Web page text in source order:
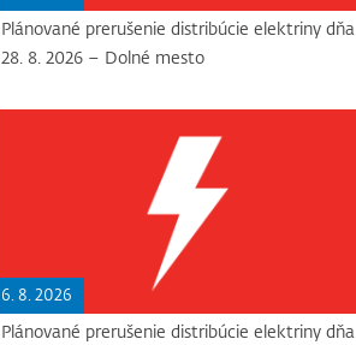
Plánované prerušenie distribúcie elektriny dňa
28. 8. 2026 – Dolné mesto
6. 8. 2026
Plánované prerušenie distribúcie elektriny dňa